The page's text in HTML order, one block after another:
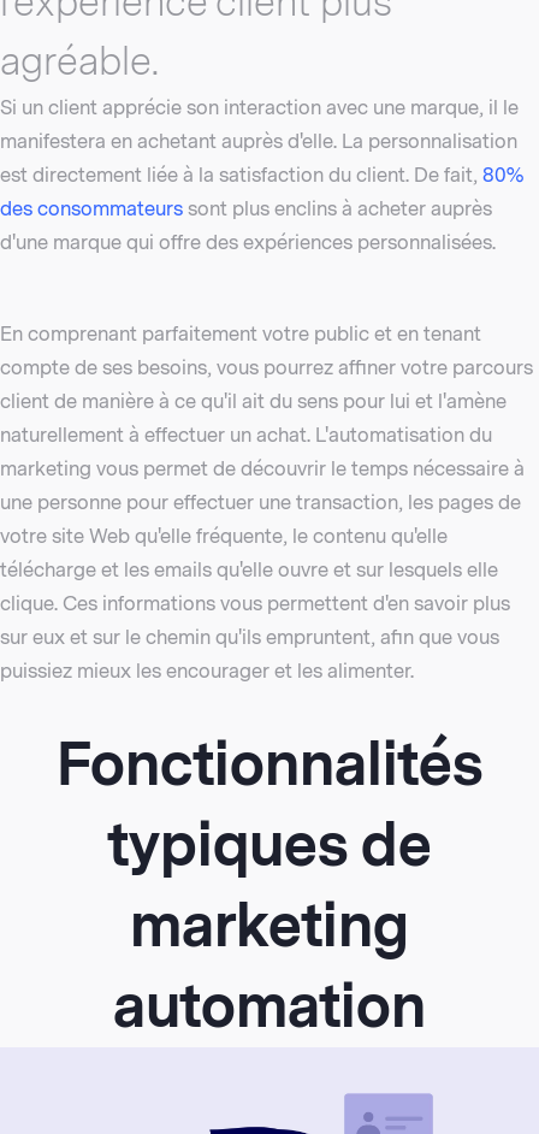
agréable.
Si un client apprécie son interaction avec une marque, il le
manifestera en achetant auprès d'elle. La personnalisation
est directement liée à la satisfaction du client. De fait, 80%
des consommateurs sont plus enclins à acheter auprès
d'une marque qui offre des expériences personnalisées.
En comprenant parfaitement votre public et en tenant
compte de ses besoins, vous pourrez affiner votre parcours
client de manière à ce qu'il ait du sens pour lui et l'amène
naturellement à effectuer un achat. L'automatisation du
marketing vous permet de découvrir le temps nécessaire à
une personne pour effectuer une transaction, les pages de
votre site Web qu'elle fréquente, le contenu qu'elle
télécharge et les emails qu'elle ouvre et sur lesquels elle
clique. Ces informations vous permettent d'en savoir plus
sur eux et sur le chemin qu'ils empruntent, afin que vous
puissiez mieux les encourager et les alimenter.
Fonctionnalités
typiques de
marketing
automation